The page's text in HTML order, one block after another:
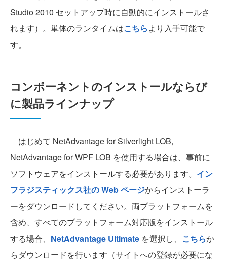
Studio 2010 セットアップ時に自動的にインストールさ
れます）。単体のランタイムはこちらより入手可能で
す。
コンポーネントのインストールならび
に製品ラインナップ
はじめて NetAdvantage for Silverlight LOB,
NetAdvantage for WPF LOB を使用する場合は、事前に
ソフトウェアをインストールする必要があります。 イン
フラジスティックス社の Web ページからインストーラ
ーをダウンロードしてください。両プラットフォームを
含め、すべてのプラットフォーム対応版をインストール
する場合、 NetAdvantage Ultimate を選択し、 こちらか
らダウンロードを行います（サイトへの登録が必要にな